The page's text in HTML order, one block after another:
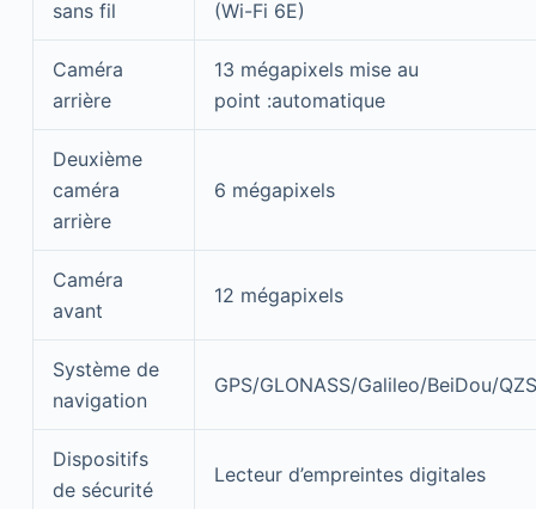
sans fil (Wi-Fi 6E)
Caméra
arrière
13 mégapixels mise au
point :automatique
Deuxième
caméra
arrière
6 mégapixels
Caméra
avant
12 mégapixels
Système de
navigation
GPS/GLONASS/Galileo/BeiDou/
Dispositifs
de sécurité
Lecteur d’empreintes digitales